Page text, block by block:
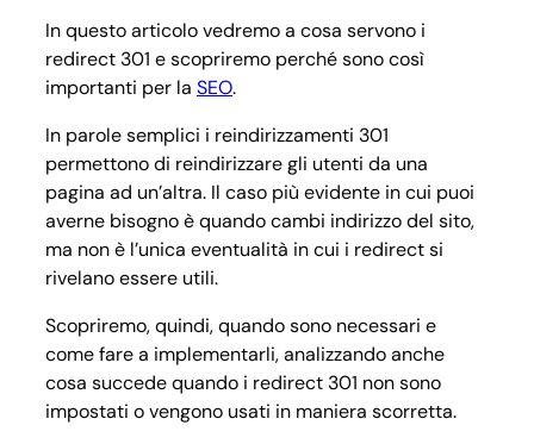
In questo articolo vedremo a cosa servono i
redirect 301 e scopriremo perché sono così
importanti per la SEO.
In parole semplici i reindirizzamenti 301
permettono di reindirizzare gli utenti da una
pagina ad un’altra. Il caso più evidente in cui puoi
averne bisogno è quando cambi indirizzo del sito,
ma non è l’unica eventualità in cui i redirect si
rivelano essere utili.
Scopriremo, quindi, quando sono necessari e
come fare a implementarli, analizzando anche
cosa succede quando i redirect 301 non sono
impostati o vengono usati in maniera scorretta.